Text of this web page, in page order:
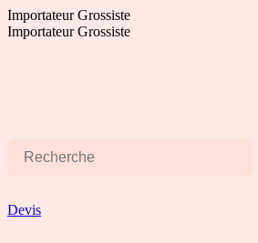
Aller
au
Importateur Grossiste
Importateur Grossiste
Devis